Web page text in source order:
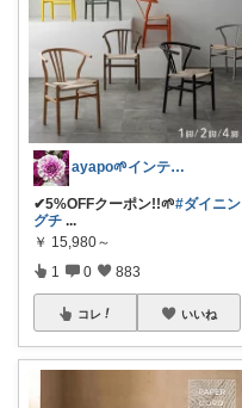
ayapo🌱インテリア&雑貨
✔︎5%OFFクーポン!!🌱#ダイニン
グチ ...
￥ 15,980～
1 0 883
コレ いいね